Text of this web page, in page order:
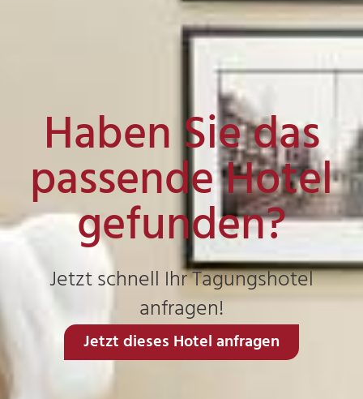
Haben Sie das
passende Hotel
gefunden?
Jetzt schnell Ihr Tagungshotel
anfragen!
Jetzt dieses Hotel anfragen